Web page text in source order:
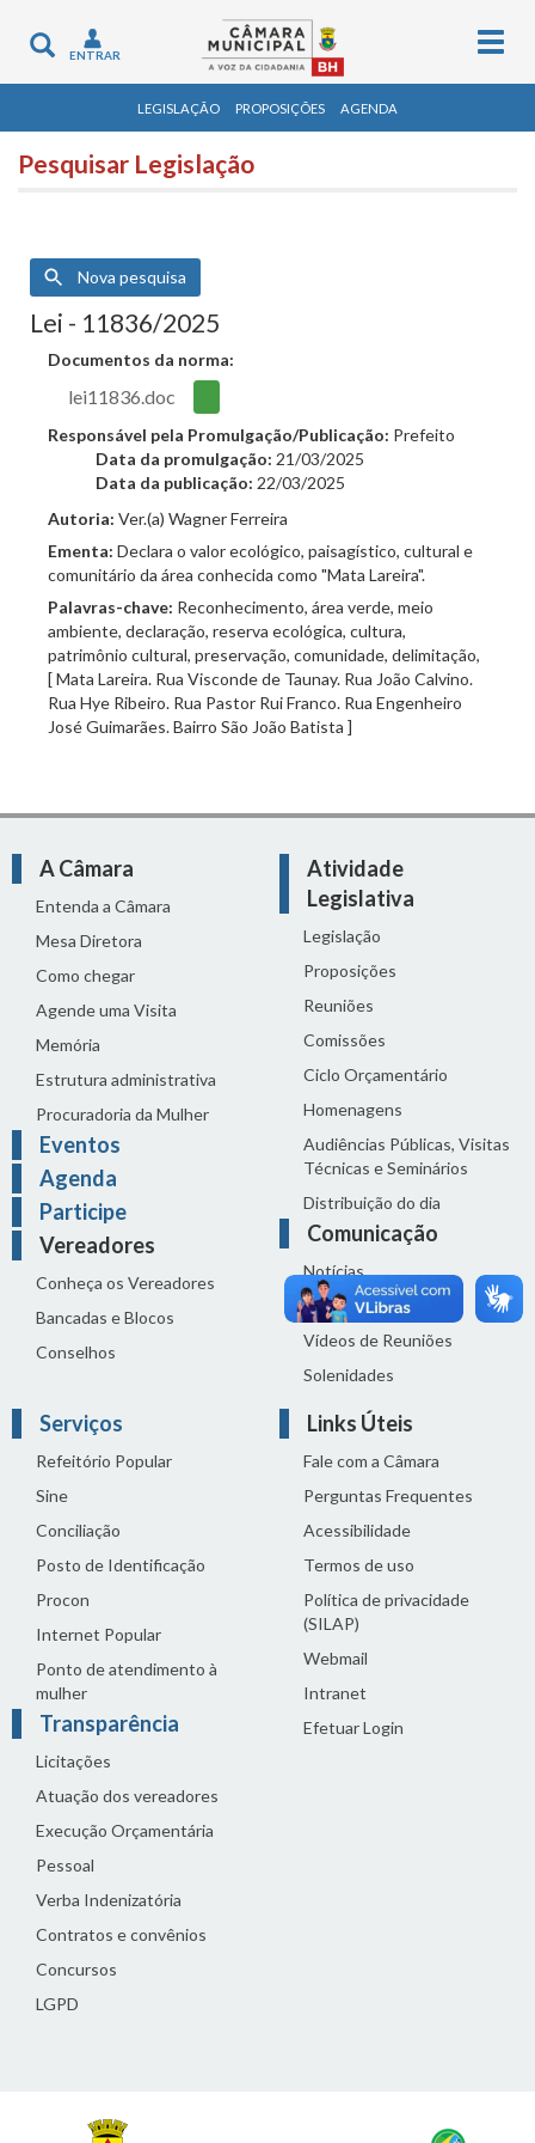
Toggle
navigation
ENTRAR
LEGISLAÇÃO PROPOSIÇÕES AGENDA
Pesquisar Legislação
Nova pesquisa
Lei - 11836/2025
Documentos da norma:
lei11836.doc
Responsável pela Promulgação/Publicação: Prefeito
Data da promulgação: 21/03/2025
Data da publicação: 22/03/2025
Autoria: Ver.(a) Wagner Ferreira
Ementa: Declara o valor ecológico, paisagístico, cultural e
comunitário da área conhecida como "Mata Lareira".
Palavras-chave: Reconhecimento, área verde, meio
ambiente, declaração, reserva ecológica, cultura,
patrimônio cultural, preservação, comunidade, delimitação,
[ Mata Lareira. Rua Visconde de Taunay. Rua João Calvino.
Rua Hye Ribeiro. Rua Pastor Rui Franco. Rua Engenheiro
José Guimarães. Bairro São João Batista ]
A Câmara
Entenda a Câmara
Mesa Diretora
Como chegar
Agende uma Visita
Memória
Estrutura administrativa
Procuradoria da Mulher
Eventos
Agenda
Participe
Vereadores
Conheça os Vereadores
Bancadas e Blocos
Conselhos
Atividade
Legislativa
Legislação
Proposições
Reuniões
Comissões
Ciclo Orçamentário
Homenagens
Audiências Públicas, Visitas
Técnicas e Seminários
Distribuição do dia
Comunicação
Notícias
Sala de Imprensa
Vídeos de Reuniões
Solenidades
Serviços
Refeitório Popular
Sine
Conciliação
Posto de Identificação
Procon
Internet Popular
Ponto de atendimento à
mulher
Transparência
Licitações
Atuação dos vereadores
Execução Orçamentária
Pessoal
Verba Indenizatória
Contratos e convênios
Concursos
LGPD
Links Úteis
Fale com a Câmara
Perguntas Frequentes
Acessibilidade
Termos de uso
Política de privacidade
(SILAP)
Webmail
Intranet
Efetuar Login